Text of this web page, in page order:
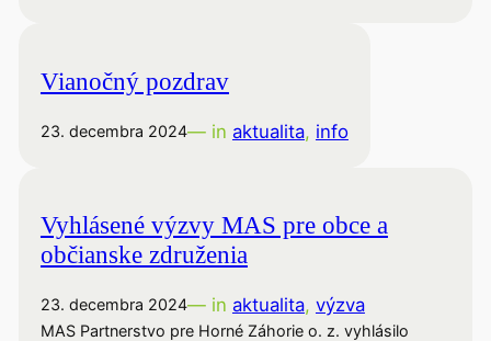
Vianočný pozdrav
23. decembra 2024— in aktualita, info
Vyhlásené výzvy MAS pre obce a
občianske združenia
23. decembra 2024— in aktualita, výzva
MAS Partnerstvo pre Horné Záhorie o. z. vyhlásilo